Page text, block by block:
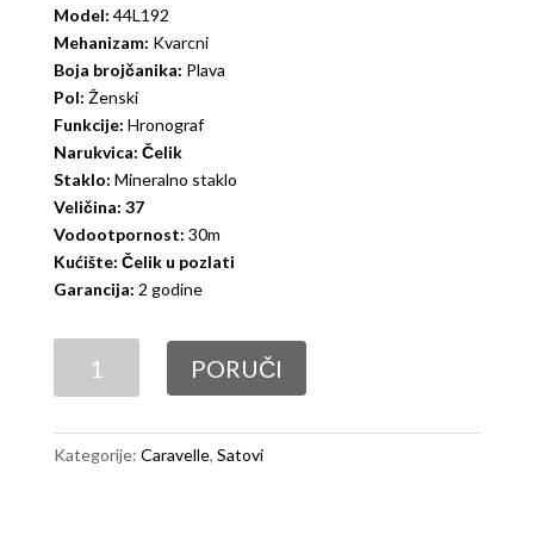
Model: 44L192
Mehanizam: Kvarcni
Boja brojčanika: Plava
Pol: Ženski
Funkcije: Hronograf
Narukvica: Čelik
Staklo: Mineralno staklo
Veličina: 37
Vodootpornost: 30m
Kućište: Čelik u pozlati
Garancija: 2 godine
44L192
PORUČI
Kategorije: Caravelle, Satovi